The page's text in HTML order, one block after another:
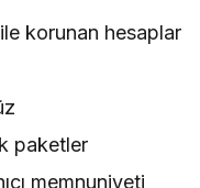
korunan hesaplar
paketler
memnuniyeti